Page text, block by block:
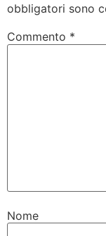
obbligatori sono
Commento *
Nome